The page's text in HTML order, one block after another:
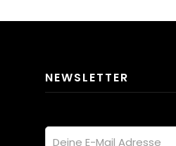
NEWSLETTER